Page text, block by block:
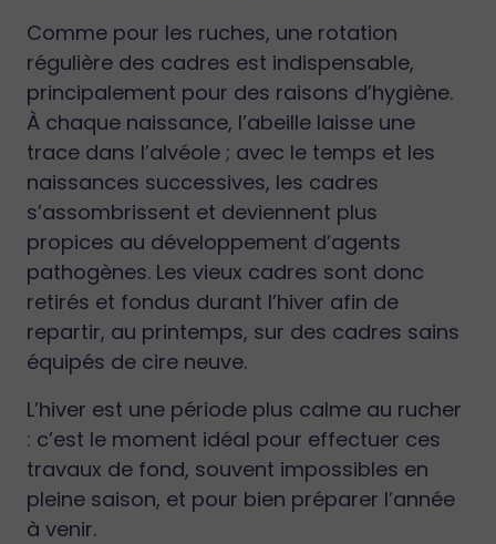
Comme pour les ruches, une rotation
régulière des cadres est indispensable,
principalement pour des raisons d’hygiène.
À chaque naissance, l’abeille laisse une
trace dans l’alvéole ; avec le temps et les
naissances successives, les cadres
s’assombrissent et deviennent plus
propices au développement d’agents
pathogènes. Les vieux cadres sont donc
retirés et fondus durant l’hiver afin de
repartir, au printemps, sur des cadres sains
équipés de cire neuve.
L’hiver est une période plus calme au rucher
: c’est le moment idéal pour effectuer ces
travaux de fond, souvent impossibles en
pleine saison, et pour bien préparer l’année
à venir.